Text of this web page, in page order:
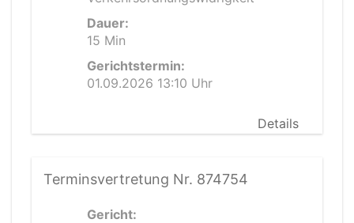
Dauer:
15 Min
Gerichtstermin:
01.09.2026 13:10 Uhr
Details
Terminsvertretung Nr. 874754
Gericht: